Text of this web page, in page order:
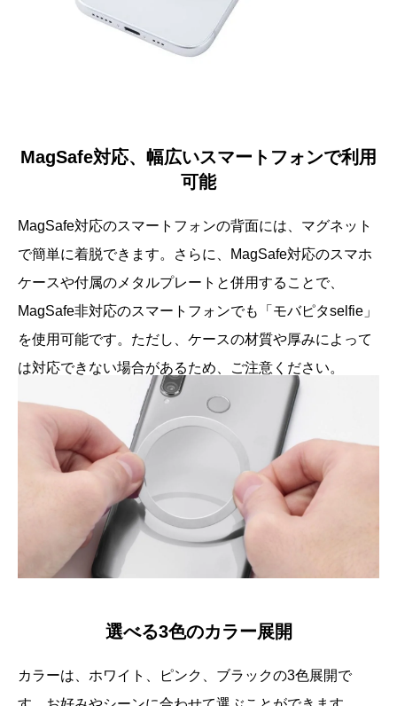
MagSafe対応、幅広いスマートフォンで利用
可能
MagSafe対応のスマートフォンの背面には、マグネット
で簡単に着脱できます。さらに、MagSafe対応のスマホ
ケースや付属のメタルプレートと併用することで、
MagSafe非対応のスマートフォンでも「モバピタselfie」
を使用可能です。ただし、ケースの材質や厚みによって
は対応できない場合があるため、ご注意ください。
選べる3色のカラー展開
カラーは、ホワイト、ピンク、ブラックの3色展開で